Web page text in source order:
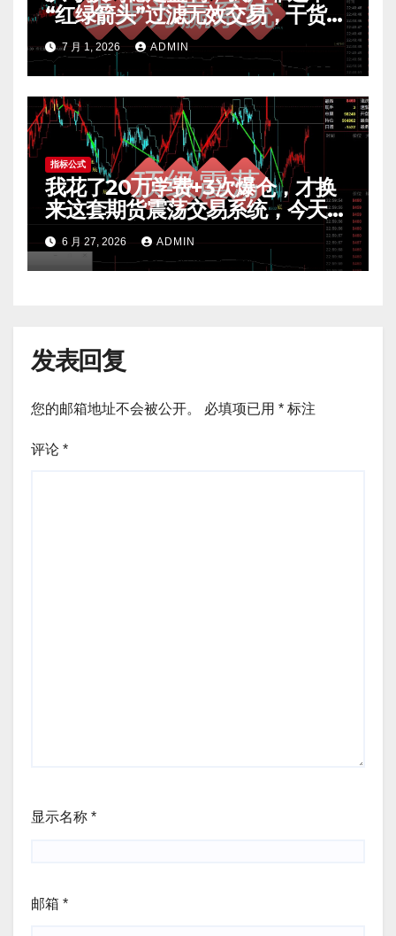
“红绿箭头”过滤无效交易，干货全
公开 mt4指标
7 月 1, 2026 ADMIN
指标公式
我花了20万学费+3次爆仓，才换
来这套期货震荡交易系统，今天免
费公开核心逻辑
6 月 27, 2026 ADMIN
发表回复
您的邮箱地址不会被公开。 必填项已用 * 标注
评论 *
显示名称 *
邮箱 *